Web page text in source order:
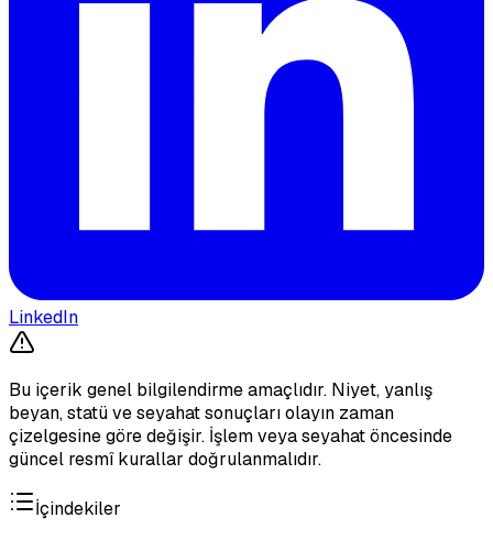
LinkedIn
Bu içerik genel bilgilendirme amaçlıdır. Niyet, yanlış
beyan, statü ve seyahat sonuçları olayın zaman
çizelgesine göre değişir. İşlem veya seyahat öncesinde
güncel resmî kurallar doğrulanmalıdır.
İçindekiler